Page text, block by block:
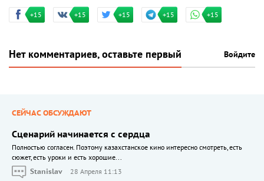
+15 +15 +15 +15 +15
Нет комментариев, оставьте первый Войдите
СЕЙЧАС ОБСУЖДАЮТ
Сценарий начинается с сердца
Полностью согласен. Поэтому казахстанское кино интересно смотреть, есть
сюжет, есть уроки и есть хорошие...
Stanislav
28 Апреля 11:13